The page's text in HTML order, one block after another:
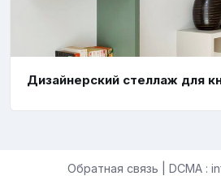
Дизайнерский стеллаж для
Обратная связь | DCMA :